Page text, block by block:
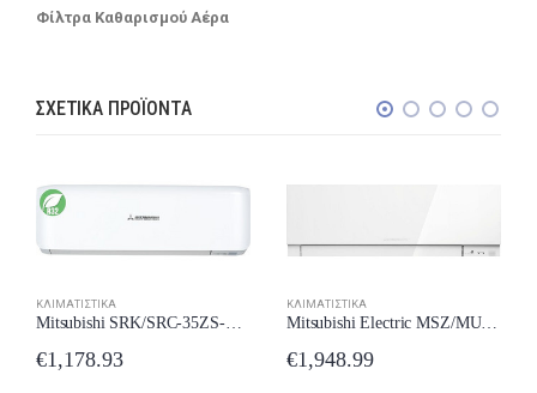
Φίλτρα Καθαρισμού Αέρα
ΣΧΕΤΙΚΆ ΠΡΟΪΌΝΤΑ
ΚΛΙΜΑΤΙΣΤΙΚΆ
Mitsubishi SRK/SRC-35ZS-WF Κλιματιστικό Inverter 12000 BTU A++/A++ με Wi-Fi New Model 2024
€1,178.93
ΚΛΙΜΑΤΙΣΤΙΚΆ
Mitsubishi Electric MSZ/MUZ-EF50VG-W Κλιματιστικό Inverter 18000 BTU A++/A+++ New Model 2024
€1,948.99